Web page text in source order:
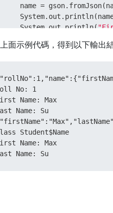
name =
System.out.println(
}
private
int rollNo;
private
public int
return
rollNo;
}
public
void
this
.rollNo = rollNo;
面示例代碼，得到以下輸出
No: 1
Name: Max
Name: Su
Student$Name
Name: Max
Name: Su